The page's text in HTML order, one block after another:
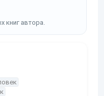
книг автора.